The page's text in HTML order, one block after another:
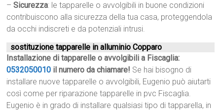
–Sicurezza: le tapparelle o avvolgibili in buone condizioni
contribuiscono alla sicurezza della tua casa, proteggendola
da occhi indiscreti e da potenziali intrusi.
sostituzione tapparelle in alluminio Copparo
Installazione di tapparelle o avvolgibili a Fiscaglia:
0532050010 il numero da chiamare! Se hai bisogno di
installare nuove tapparelle o avvolgibili, Eugenio può aiutarti
così come per riparazione tapparelle in pvc Fiscaglia.
Eugenio è in grado di installare qualsiasi tipo di tapparella, in